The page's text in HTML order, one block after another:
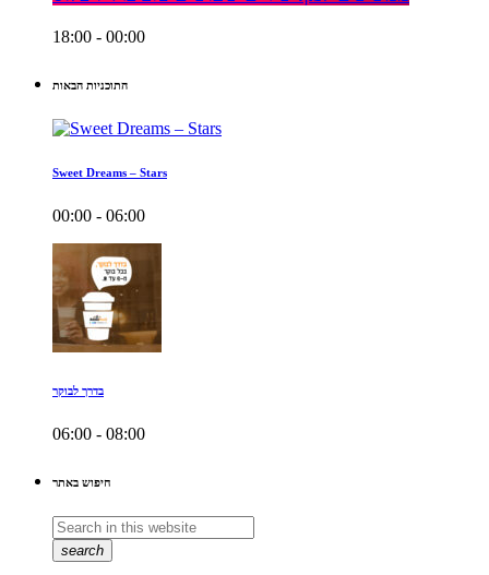
18:00 - 00:00
התוכניות הבאות
Sweet Dreams – Stars
00:00 - 06:00
בדרך לבוקר
06:00 - 08:00
חיפוש באתר
search